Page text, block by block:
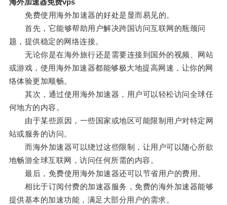
海外加速器免费vps
免费使用海外加速器的好处是显而易见的。
首先，它能够帮助用户解决跨国访问互联网的瓶颈问
题，提供稳定的网络连接。
无论你是在海外旅行还是需要连接到国外的视频、网站
或游戏，使用海外加速器都能够极大地提高网速，让你的网
络体验更加顺畅。
其次，通过使用海外加速器，用户可以轻松访问全球任
何地方的内容。
由于某些原因，一些国家或地区可能限制用户对特定网
站或服务的访问。
而海外加速器可以绕过这些限制，让用户可以随心所欲
地畅游全球互联网，访问任何所需的内容。
最后，免费使用海外加速器还可以节省用户的费用。
相比于订阅付费的加速器服务，免费的海外加速器能够
提供基本的加速功能，满足大部分用户的需求。